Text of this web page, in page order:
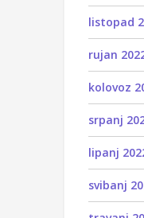
listopad
rujan
kolovoz
srpanj
lipanj
svibanj